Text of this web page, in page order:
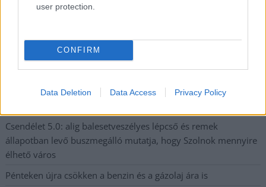
user protection.
CONFIRM
Data Deletion Data Access Privacy Policy
A Tisza kormány minisztere újabb nagy változásokról döntött
Sok volt az igazolatlan hiányzás, Pócs János fizetéslevonást
kapott, más fideszesek még kevesebbet vittek haza
A Szolnok megyei gazdák nagyon nem akarták a JÉGER
Csendélet 5.0: alig balesetveszélyes lépcső és remek
állapotban levő buszmegálló mutatja, hogy Szolnok mennyire
élhető város
Pénteken újra csökken a benzin és a gázolaj ára is